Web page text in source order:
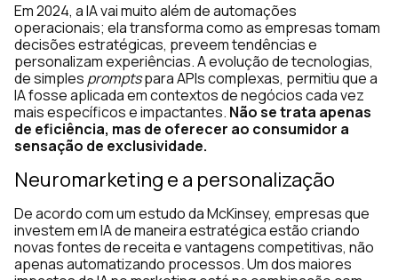
Em 2024, a IA vai muito além de automações
operacionais; ela transforma como as empresas tomam
decisões estratégicas, preveem tendências e
personalizam experiências. A evolução de tecnologias,
de simples promptspara APIs complexas, permitiu que a
IA fosse aplicada em contextos de negócios cada vez
mais específicos e impactantes. Não se trata apenas
de eficiência, mas de oferecer ao consumidor a
sensação de exclusividade.
Neuromarketing e a personalização
De acordo com umestudo da McKinsey, empresas que
investem em IA de maneira estratégica estão criando
novas fontes de receita e vantagens competitivas, não
apenas automatizando processos. Um dos maiores